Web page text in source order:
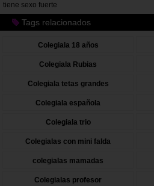
tiene sexo fuerte
Tags relacionados
Colegiala 18 años
Colegiala Rubias
Colegiala tetas grandes
Colegiala española
Colegiala trio
Colegialas con mini falda
colegialas mamadas
Colegialas profesor